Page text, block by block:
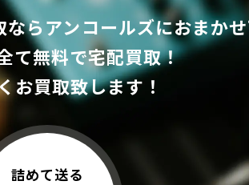
アンコールズにおまかせ
て無料で宅配買取！
お買取致します！
詰めて送る